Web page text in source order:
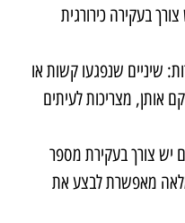
בעקירה כירורגית
שיניים שנפגעו קשות או
אותן, מצריכות לעיתים
יש צורך בעקירת מספר
מאפשרת לבצע את